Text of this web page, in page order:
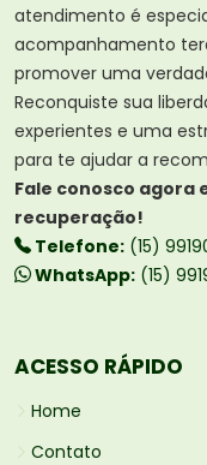
atendimento é
acompanhamento
promover uma
Reconquiste sua
experientes e uma
para te ajudar a
Fale conosco agora
recuperação!
Telefone: (15)
WhatsApp: (15)
ACESSO RÁPIDO
Home
Contato